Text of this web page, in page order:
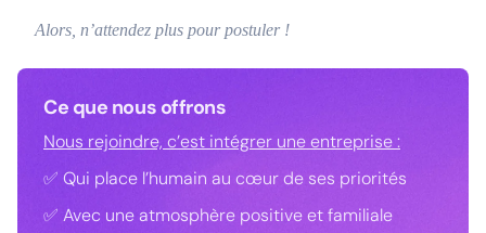
Alors, n’attendez plus pour postuler !
Ce que nous offrons
Nous rejoindre, c’est intégrer une entreprise :
✅ Qui place l’humain au cœur de ses priorités
✅ Avec une atmosphère positive et familiale